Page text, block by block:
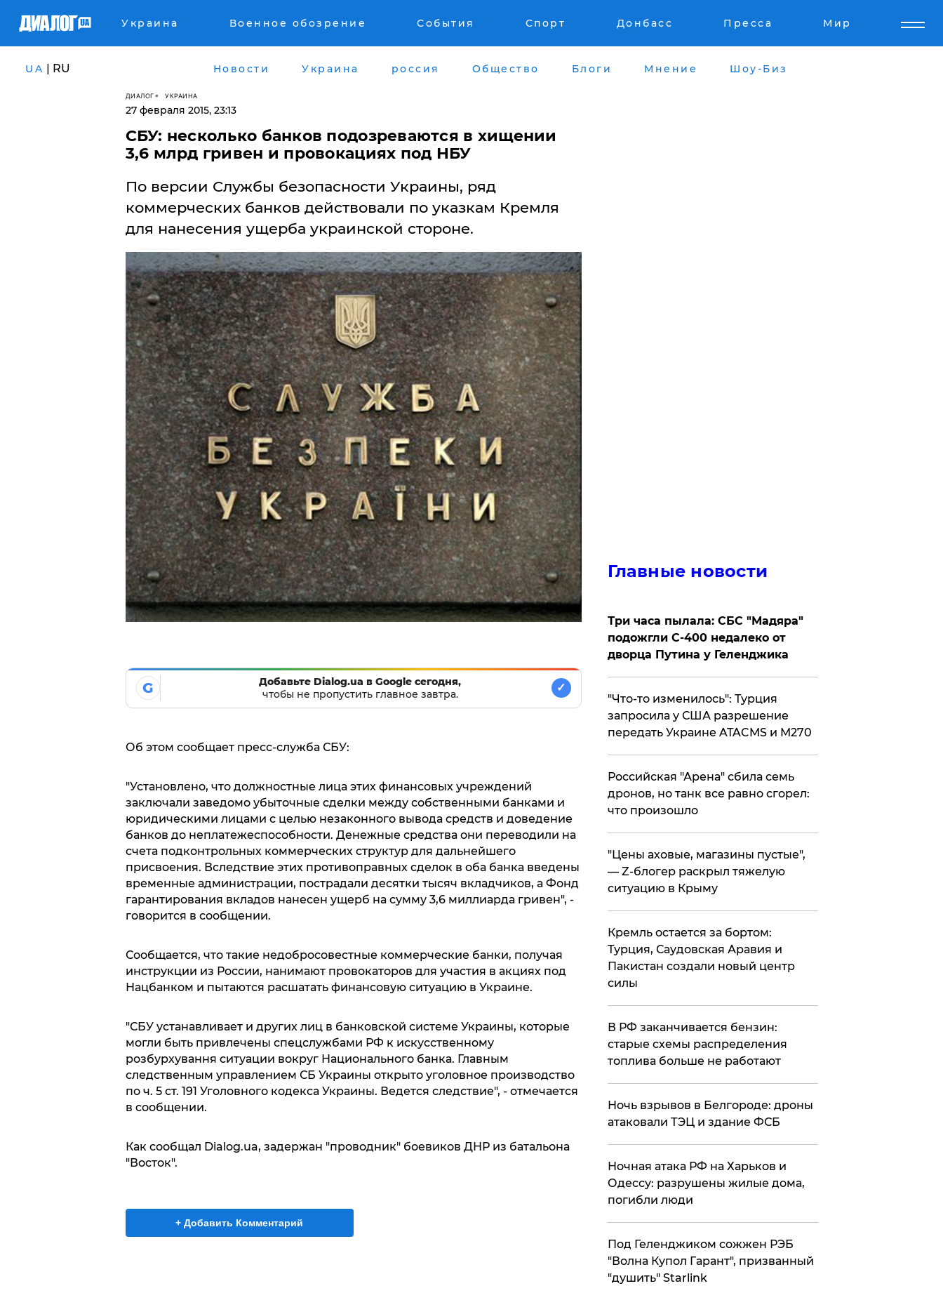
Украина Военное обозрение События Спорт Донбасс Пресса Мир
UA | RU Новости Украина россия Общество Блоги Мнение Шоу-Биз
ДИАЛОГ УКРАИНА
27 февраля 2015, 23:13
СБУ: несколько банков подозреваются в хищении
3,6 млрд гривен и провокациях под НБУ
По версии Службы безопасности Украины, ряд
коммерческих банков действовали по указкам Кремля
для нанесения ущерба украинской стороне.
G
Добавьте Dialog.ua в Google сегодня,
чтобы не пропустить главное завтра.
✓
Об этом сообщает пресс-служба СБУ:
"Установлено, что должностные лица этих финансовых учреждений
заключали заведомо убыточные сделки между собственными банками и
юридическими лицами с целью незаконного вывода средств и доведение
банков до неплатежеспособности. Денежные средства они переводили на
счета подконтрольных коммерческих структур для дальнейшего
присвоения. Вследствие этих противоправных сделок в оба банка введены
временные администрации, пострадали десятки тысяч вкладчиков, а Фонд
гарантирования вкладов нанесен ущерб на сумму 3,6 миллиарда гривен", -
говорится в сообщении.
Сообщается, что такие недобросовестные коммерческие банки, получая
инструкции из России, нанимают провокаторов для участия в акциях под
Нацбанком и пытаются расшатать финансовую ситуацию в Украине.
"СБУ устанавливает и других лиц в банковской системе Украины, которые
могли быть привлечены спецслужбами РФ к искусственному
розбурхування ситуации вокруг Национального банка. Главным
следственным управлением СБ Украины открыто уголовное производство
по ч. 5 ст. 191 Уголовного кодекса Украины. Ведется следствие", - отмечается
в сообщении.
Как сообщал Dialog.ua, задержан "проводник" боевиков ДНР из батальона
"Восток".
+ Добавить Комментарий
Главные новости
Три часа пылала: СБС "Мадяра"
подожгли С-400 недалеко от
дворца Путина у Геленджика
​"Что-то изменилось": Турция
запросила у США разрешение
передать Украине ATACMS и M270
​Российская "Арена" сбила семь
дронов, но танк все равно сгорел:
что произошло
​"Цены аховые, магазины пустые",
— Z-блогер раскрыл тяжелую
ситуацию в Крыму
​Кремль остается за бортом:
Турция, Саудовская Аравия и
Пакистан создали новый центр
силы
​В РФ заканчивается бензин:
старые схемы распределения
топлива больше не работают
​Ночь взрывов в Белгороде: дроны
атаковали ТЭЦ и здание ФСБ
​Ночная атака РФ на Харьков и
Одессу: разрушены жилые дома,
погибли люди
Под Геленджиком сожжен РЭБ
"Волна Купол Гарант", призванный
"душить" Starlink